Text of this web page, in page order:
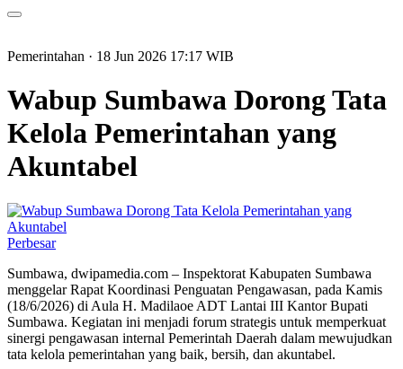
Pemerintahan · 18 Jun 2026 17:17 WIB
Wabup Sumbawa Dorong Tata
Kelola Pemerintahan yang
Akuntabel
Perbesar
Sumbawa, dwipamedia.com – Inspektorat Kabupaten Sumbawa
menggelar Rapat Koordinasi Penguatan Pengawasan, pada Kamis
(18/6/2026) di Aula H. Madilaoe ADT Lantai III Kantor Bupati
Sumbawa. Kegiatan ini menjadi forum strategis untuk memperkuat
sinergi pengawasan internal Pemerintah Daerah dalam mewujudkan
tata kelola pemerintahan yang baik, bersih, dan akuntabel.